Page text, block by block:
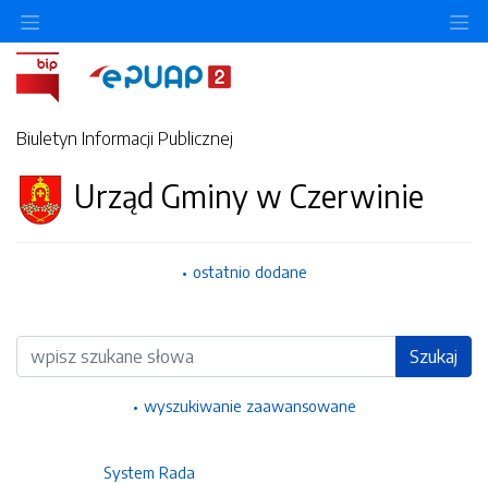
Biuletyn Informacji Publicznej
Urząd Gminy w Czerwinie
ostatnio dodane
Wyszukiwarka Szukaj
wyszukiwanie zaawansowane
System Rada